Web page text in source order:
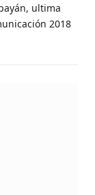
ultima
2018